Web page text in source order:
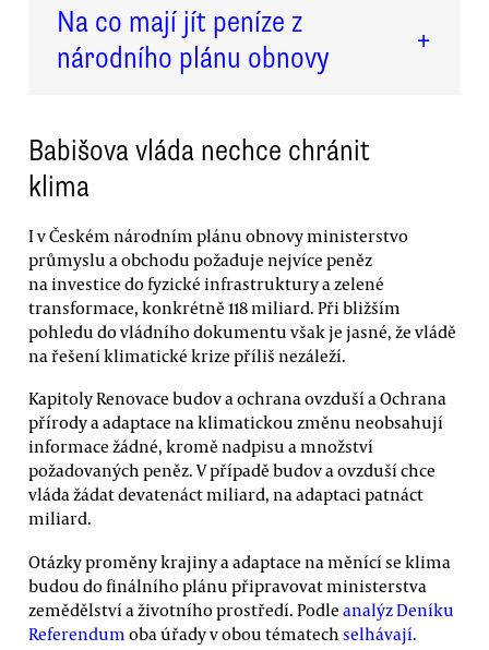
Na co mají jít peníze z
národního plánu obnovy
+
Babišova vláda nechce chránit
klima
I v Českém národním plánu obnovy ministerstvo
průmyslu a obchodu požaduje nejvíce peněz
na investice do fyzické infrastruktury a zelené
transformace, konkrétně 118 miliard. Při bližším
pohledu do vládního dokumentu však je jasné, že vládě
na řešení klimatické krize příliš nezáleží.
Kapitoly Renovace budov a ochrana ovzduší a Ochrana
přírody a adaptace na klimatickou změnu neobsahují
informace žádné, kromě nadpisu a množství
požadovaných peněz. V případě budov a ovzduší chce
vláda žádat devatenáct miliard, na adaptaci patnáct
miliard.
Otázky proměny krajiny a adaptace na měnící se klima
budou do finálního plánu připravovat ministerstva
zemědělství a životního prostředí. Podle analýz Deníku
Referendum oba úřady v obou tématech selhávají.